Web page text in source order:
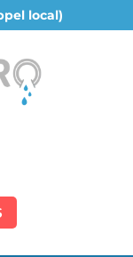
local)